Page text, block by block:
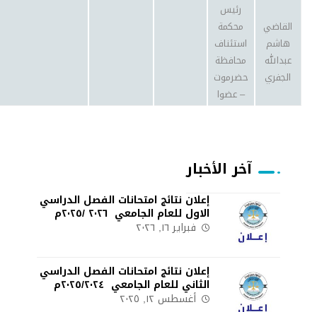
القاضي
هاشم
عبدالله
الجفري
رئيس
محكمة
استئناف
محافظة
حضرموت
– عضوا
آخر الأخبار
إعلان نتائج امتحانات الفصل الدراسي
الاول للعام الجامعي ٢٠٢٦ /٢٠٢٥م
فبراير ١٦, ٢٠٢٦
إعلان نتائج امتحانات الفصل الدراسي
الثاني للعام الجامعي ٢٠٢٥/٢٠٢٤م
أغسطس ١٢, ٢٠٢٥